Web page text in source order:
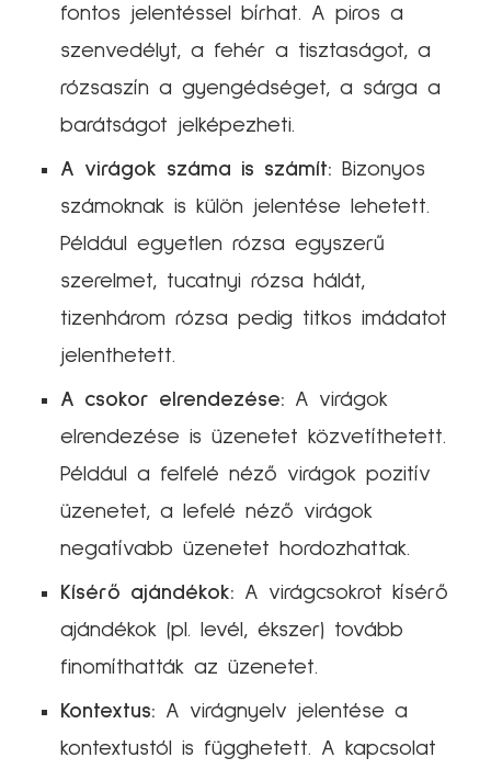
fontos jelentéssel bírhat. A piros a
szenvedélyt, a fehér a tisztaságot, a
rózsaszín a gyengédséget, a sárga a
barátságot jelképezheti.
A virágok száma is számít: Bizonyos
számoknak is külön jelentése lehetett.
Például egyetlen rózsa egyszerű
szerelmet, tucatnyi rózsa hálát,
tizenhárom rózsa pedig titkos imádatot
jelenthetett.
A csokor elrendezése: A virágok
elrendezése is üzenetet közvetíthetett.
Például a felfelé néző virágok pozitív
üzenetet, a lefelé néző virágok
negatívabb üzenetet hordozhattak.
Kísérő ajándékok: A virágcsokrot kísérő
ajándékok (pl. levél, ékszer) tovább
finomíthatták az üzenetet.
Kontextus: A virágnyelv jelentése a
kontextustól is függhetett. A kapcsolat